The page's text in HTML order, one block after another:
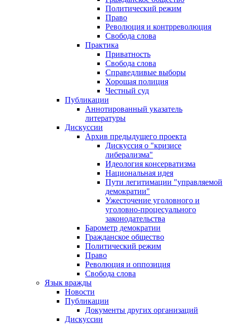
Политический режим
Право
Революция и контрреволюция
Свобода слова
Практика
Приватность
Свобода слова
Справедливые выборы
Хорошая полиция
Честный суд
Публикации
Аннотированный указатель
литературы
Дискуссии
Архив предыдущего проекта
Дискуссия о "кризисе
либерализма"
Идеология консерватизма
Национальная идея
Пути легитимации "управляемой
демократии"
Ужесточение уголовного и
уголовно-процесуального
законодательства
Барометр демократии
Гражданское общество
Политический режим
Право
Революция и оппозиция
Свобода слова
Язык вражды
Новости
Публикации
Документы других организаций
Дискуссии